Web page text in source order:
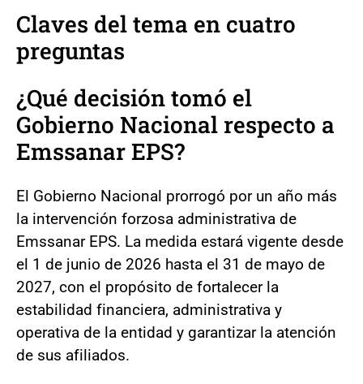
Claves del tema en cuatro
preguntas
¿Qué decisión tomó el
Gobierno Nacional respecto a
Emssanar EPS?
El Gobierno Nacional prorrogó por un año más
la intervención forzosa administrativa de
Emssanar EPS. La medida estará vigente desde
el 1 de junio de 2026 hasta el 31 de mayo de
2027, con el propósito de fortalecer la
estabilidad financiera, administrativa y
operativa de la entidad y garantizar la atención
de sus afiliados.